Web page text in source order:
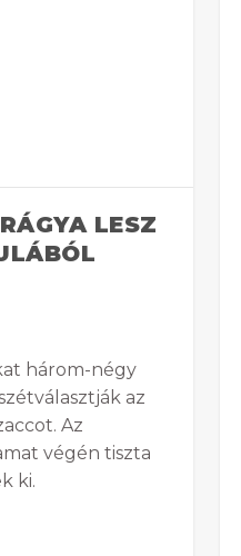
LESZ
három-négy
az
Az
végén tiszta
ki.